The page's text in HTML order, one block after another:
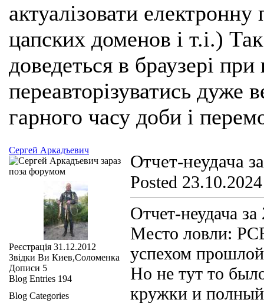
актуалізовати
цапских доменов і т.і.)
доведеться в браузері
переавторізуватись
гарного часу доби і
Отчет-неудача
Posted
Отчет-неудача
Место ловли:
успехом
Но не тут то
кружки и
Сергей Аркадъевич
Реєстрація 31.12.2012
Звідки Ви Киев,Соломенка
Дописи 5
Blog Entries 194
Blog Categories